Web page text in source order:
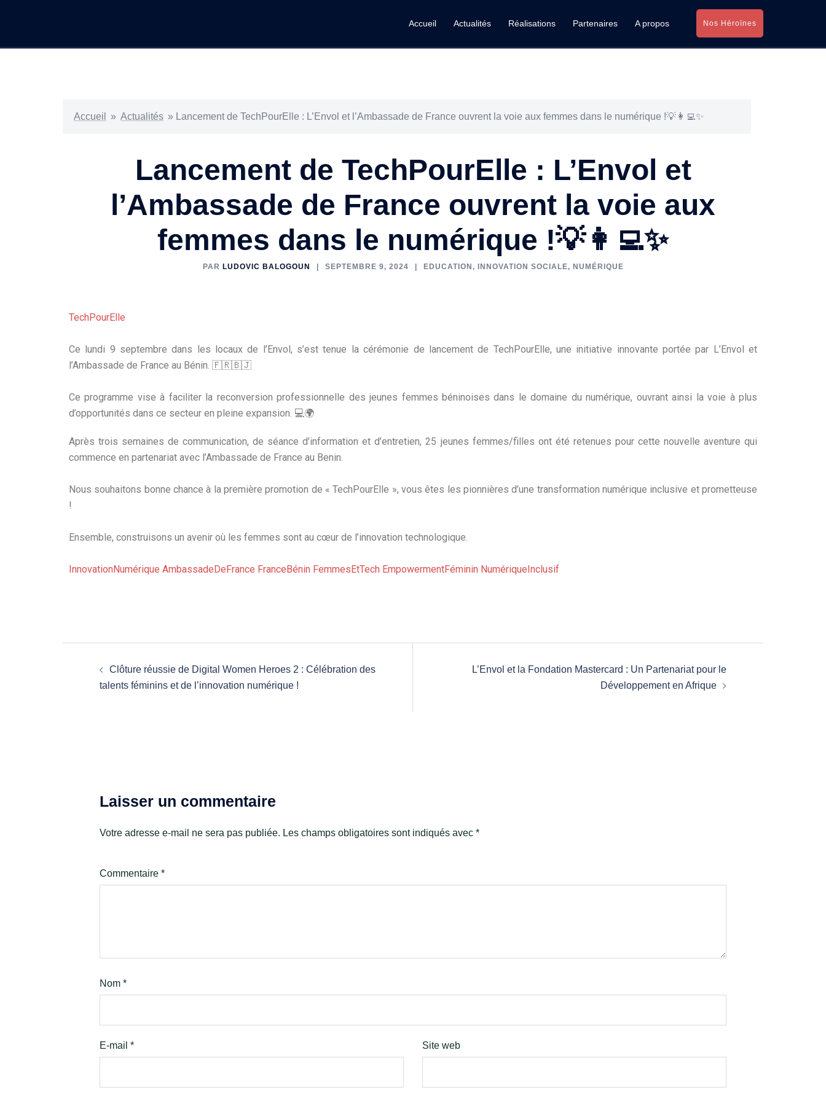
Accueil Actualités Réalisations Partenaires A propos Nos Héroïnes
Accueil » Actualités » Lancement de TechPourElle : L’Envol et l’Ambassade de France ouvrent la voie aux femmes dans le numérique !💡👩‍💻✨
Lancement de TechPourElle : L’Envol et
l’Ambassade de France ouvrent la voie aux
femmes dans le numérique !💡👩‍💻✨
PAR LUDOVIC BALOGOUN SEPTEMBRE 9, 2024 EDUCATION , INNOVATION SOCIALE, NUMÉRIQUE
TechPourElle
Ce lundi 9 septembre dans les locaux de l’Envol, s’est tenue la cérémonie de lancement de TechPourElle, une initiative innovante portée par L’Envol et
l’Ambassade de France au Bénin. 🇫🇷🇧🇯
Ce programme vise à faciliter la reconversion professionnelle des jeunes femmes béninoises dans le domaine du numérique, ouvrant ainsi la voie à plus
d’opportunités dans ce secteur en pleine expansion. 💻🌍
Après trois semaines de communication, de séance d’information et d’entretien, 25 jeunes femmes/filles ont été retenues pour cette nouvelle aventure qui
commence en partenariat avec l’Ambassade de France au Benin.
Nous souhaitons bonne chance à la première promotion de « TechPourElle », vous êtes les pionnières d’une transformation numérique inclusive et prometteuse
!
Ensemble, construisons un avenir où les femmes sont au cœur de l’innovation technologique.
InnovationNumérique AmbassadeDeFrance FranceBénin FemmesEtTech EmpowermentFéminin NumériqueInclusif
Clôture réussie de Digital Women Heroes 2 : Célébration des
talents féminins et de l’innovation numérique !
L’Envol et la Fondation Mastercard : Un Partenariat pour le
Développement en Afrique
Laisser un commentaire
Votre adresse e-mail ne sera pas publiée. Les champs obligatoires sont indiqués avec *
Commentaire *
Nom *
E-mail * Site web